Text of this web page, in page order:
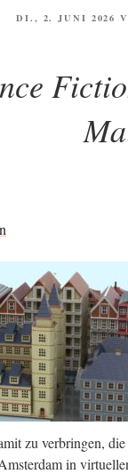
VERÖFFENTLICHT
DI., 2. JUNI 2026
zu ver­brin­gen,
in